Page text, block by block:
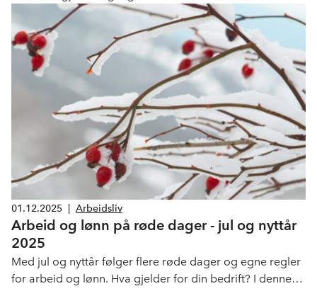
01.12.2025 Arbeidsliv
Arbeid og lønn på røde dager - jul og nyttår
2025
Med jul og nyttår følger flere røde dager og egne regler
for arbeid og lønn. Hva gjelder for din bedrift? I denne